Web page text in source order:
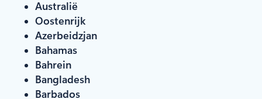
Australië
Oostenrijk
Azerbeidzjan
Bahamas
Bahrein
Bangladesh
Barbados